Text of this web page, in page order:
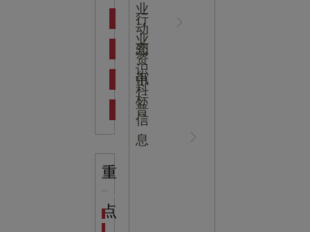
吉
心
NEWS
业
动
态
行
业
资
讯
知
识
科
普
中
标
信
息
重
点海洋馆设计建设方案：展示内容和互动体验设计